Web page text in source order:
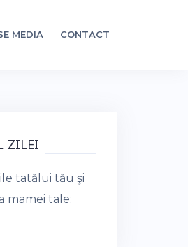
MEDIA CONTACT
ZILEI
tatălui tău şi
mamei tale: